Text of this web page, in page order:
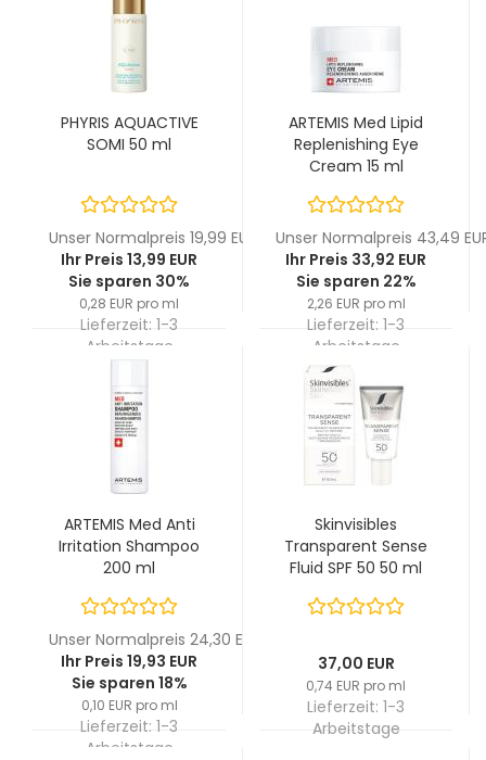
PHYRIS AQUACTIVE
SOMI 50 ml
Unser Normalpreis 19,99 EUR
Ihr Preis 13,99 EUR
Sie sparen 30%
0,28 EUR pro ml
Lieferzeit: 1-3
Arbeitstage
ARTEMIS Med Lipid
Replenishing Eye
Cream 15 ml
Unser Normalpreis 43,49
Ihr Preis 33,92 EUR
Sie sparen 22%
2,26 EUR pro ml
Lieferzeit: 1-3
Arbeitstage
ARTEMIS Med Anti
Irritation Shampoo
200 ml
Unser Normalpreis 24,30 EUR
Ihr Preis 19,93 EUR
Sie sparen 18%
0,10 EUR pro ml
Lieferzeit: 1-3
Arbeitstage
Skinvisibles
Transparent Sense
Fluid SPF 50 50 ml
37,00 EUR
0,74 EUR pro ml
Lieferzeit: 1-3
Arbeitstage